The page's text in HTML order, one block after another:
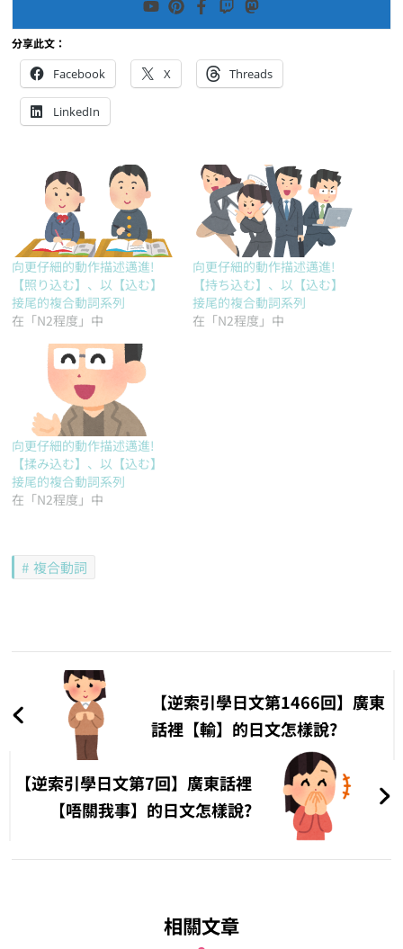
分享此文：
Facebook X Threads
LinkedIn
向更仔細的動作描述邁進!
【照り込む】、以【込む】
接尾的複合動詞系列
在「N2程度」中
向更仔細的動作描述邁進!
【持ち込む】、以【込む】
接尾的複合動詞系列
在「N2程度」中
向更仔細的動作描述邁進!
【揉み込む】、以【込む】
接尾的複合動詞系列
在「N2程度」中
複合動詞
章
導
覽
【逆索引學日文第1466回】廣東
話裡【輸】的日文怎樣說?
【逆索引學日文第7回】廣東話裡
【唔關我事】的日文怎樣說?
相關文章